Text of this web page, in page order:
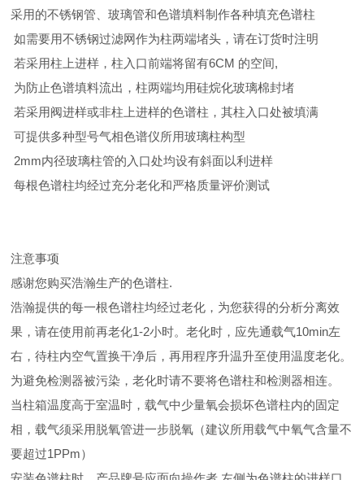
采用的不锈钢管、玻璃管和色谱填料制作各种填充色谱柱
如需要用不锈钢过滤网作为柱两端堵头，请在订货时注明
若采用柱上进样，柱入口前端将留有6CM 的空间,
为防止色谱填料流出，柱两端均用硅烷化玻璃棉封堵
若采用阀进样或非柱上进样的色谱柱，其柱入口处被填满
可提供多种型号气相色谱仪所用玻璃柱构型
2mm内径玻璃柱管的入口处均设有斜面以利进样
每根色谱柱均经过充分老化和严格质量评价测试
注意事项
感谢您购买浩瀚生产的色谱柱.
浩瀚提供的每一根色谱柱均经过老化，为您获得的分析分离效
果，请在使用前再老化1-2小时。老化时，应先通载气10min左
右，待柱内空气置换干净后，再用程序升温升至使用温度老化。
为避免检测器被污染，老化时请不要将色谱柱和检测器相连。
当柱箱温度高于室温时，载气中少量氧会损坏色谱柱内的固定
相，载气须采用脱氧管进一步脱氧（建议所用载气中氧气含量不
要超过1PPm）